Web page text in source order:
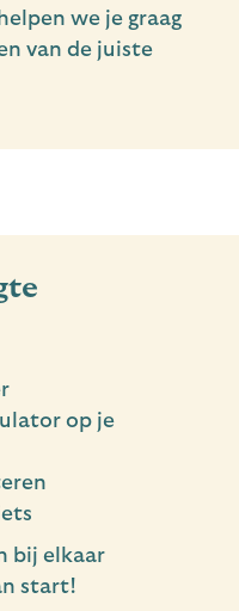
we je graag
van de juiste
op je
bij elkaar
start!